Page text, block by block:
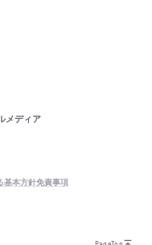
メディア
基本方針免責事項